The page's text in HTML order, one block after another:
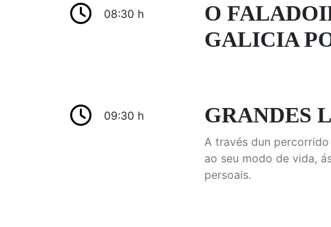
08:30 h
O
GALICIA
09:30 h GRANDES
A través dun
ao seu modo de vida,
persoais.